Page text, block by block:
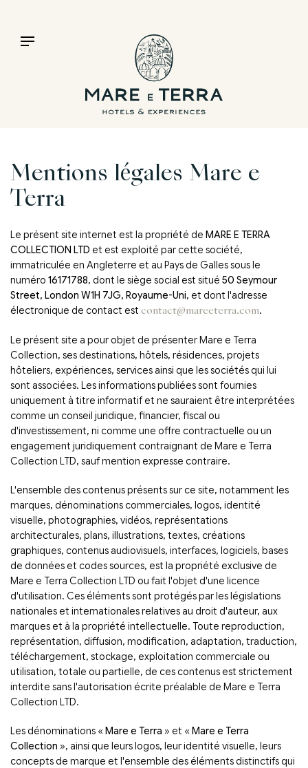
Mentions légales Mare e
Terra
Le présent site internet est la propriété de MARE E TERRA
COLLECTION LTD et est exploité par cette société,
immatriculée en Angleterre et au Pays de Galles sous le
numéro 16171788, dont le siège social est situé 50 Seymour
Street, London W1H 7JG, Royaume-Uni, et dont l'adresse
électronique de contact est contact@mareeterra.com.
Le présent site a pour objet de présenter Mare e Terra
Collection, ses destinations, hôtels, résidences, projets
hôteliers, expériences, services ainsi que les sociétés qui lui
sont associées. Les informations publiées sont fournies
uniquement à titre informatif et ne sauraient être interprétées
comme un conseil juridique, financier, fiscal ou
d'investissement, ni comme une offre contractuelle ou un
engagement juridiquement contraignant de Mare e Terra
Collection LTD, sauf mention expresse contraire.
L'ensemble des contenus présents sur ce site, notamment les
marques, dénominations commerciales, logos, identité
visuelle, photographies, vidéos, représentations
architecturales, plans, illustrations, textes, créations
graphiques, contenus audiovisuels, interfaces, logiciels, bases
de données et codes sources, est la propriété exclusive de
Mare e Terra Collection LTD ou fait l'objet d'une licence
d'utilisation. Ces éléments sont protégés par les législations
nationales et internationales relatives au droit d'auteur, aux
marques et à la propriété intellectuelle. Toute reproduction,
représentation, diffusion, modification, adaptation, traduction,
téléchargement, stockage, exploitation commerciale ou
utilisation, totale ou partielle, de ces contenus est strictement
interdite sans l'autorisation écrite préalable de Mare e Terra
Collection LTD.
Les dénominations « Mare e Terra » et « Mare e Terra
Collection », ainsi que leurs logos, leur identité visuelle, leurs
concepts de marque et l'ensemble des éléments distinctifs qui